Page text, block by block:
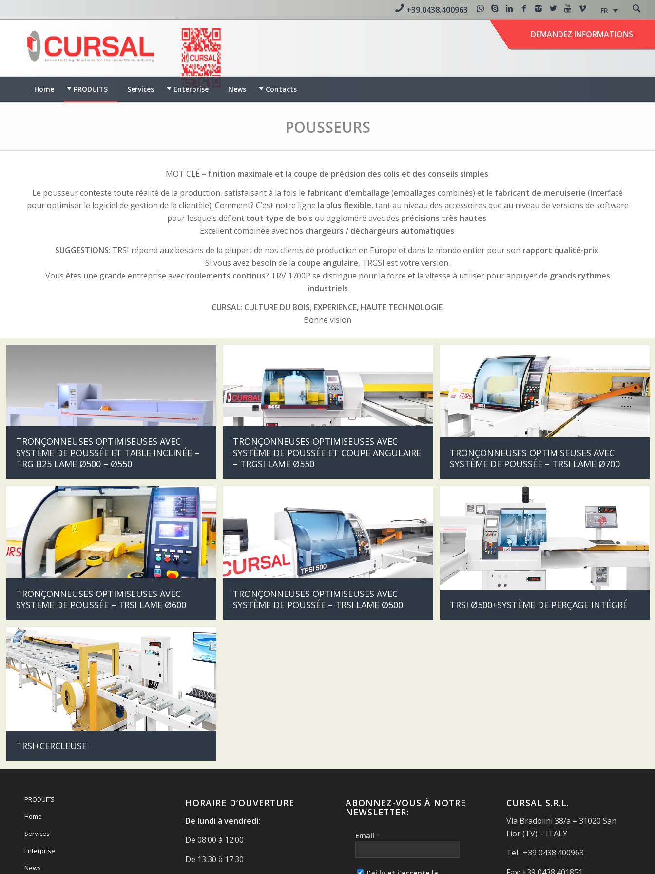
FR
+39.0438.400963
DEMANDEZ INFORMATIONS
Home PRODUITS Services Enterprise News Contacts
POUSSEURS
MOT CLÉ = finition maximale et la coupe de précision des colis et des conseils simples.
Le pousseur conteste toute réalité de la production, satisfaisant à la fois le fabricant d’emballage (emballages combinés) et le fabricant de menuiserie (interfacé
pour optimiser le logiciel de gestion de la clientèle). Comment? C’est notre ligne la plus flexible, tant au niveau des accessoires que au niveau de versions de software
pour lesquels défient tout type de bois ou aggloméré avec des précisions très hautes.
Excellent combinée avec nos chargeurs / déchargeurs automatiques.
SUGGESTIONS: TRSI répond aux besoins de la plupart de nos clients de production en Europe et dans le monde entier pour son rapport qualité-prix.
Si vous avez besoin de la coupe angulaire, TRGSI est votre version.
Vous êtes une grande entreprise avec roulements continus? TRV 1700P se distingue pour la force et la vitesse à utiliser pour appuyer de grands rythmes
industriels
CURSAL: CULTURE DU BOIS, EXPERIENCE, HAUTE TECHNOLOGIE.
Bonne vision
TRONÇONNEUSES OPTIMISEUSES AVEC
SYSTÈME DE POUSSÉE ET TABLE INCLINÉE –
TRG B25 LAME Ø500 – Ø550
TRONÇONNEUSES OPTIMISEUSES AVEC
SYSTÈME DE POUSSÉE ET COUPE ANGULAIRE
– TRGSI LAME Ø550
TRONÇONNEUSES OPTIMISEUSES AVEC
SYSTÈME DE POUSSÉE – TRSI LAME Ø700
TRONÇONNEUSES OPTIMISEUSES AVEC
SYSTÈME DE POUSSÉE – TRSI LAME Ø600
TRONÇONNEUSES OPTIMISEUSES AVEC
SYSTÈME DE POUSSÉE – TRSI LAME Ø500
TRSI Ø500+SYSTÈME DE PERÇAGE INTÉGRÉ
TRSI+CERCLEUSE
PRODUITS
Home
Services
Enterprise
News
HORAIRE D’OUVERTURE
De lundi à vendredi:
De 08:00 à 12:00
De 13:30 à 17:30
ABONNEZ-VOUS À NOTRE
NEWSLETTER:
Email *
CURSAL S.R.L.
Via Bradolini 38/a – 31020 San
Fior (TV) – ITALY
Tel.: +39 0438.400963